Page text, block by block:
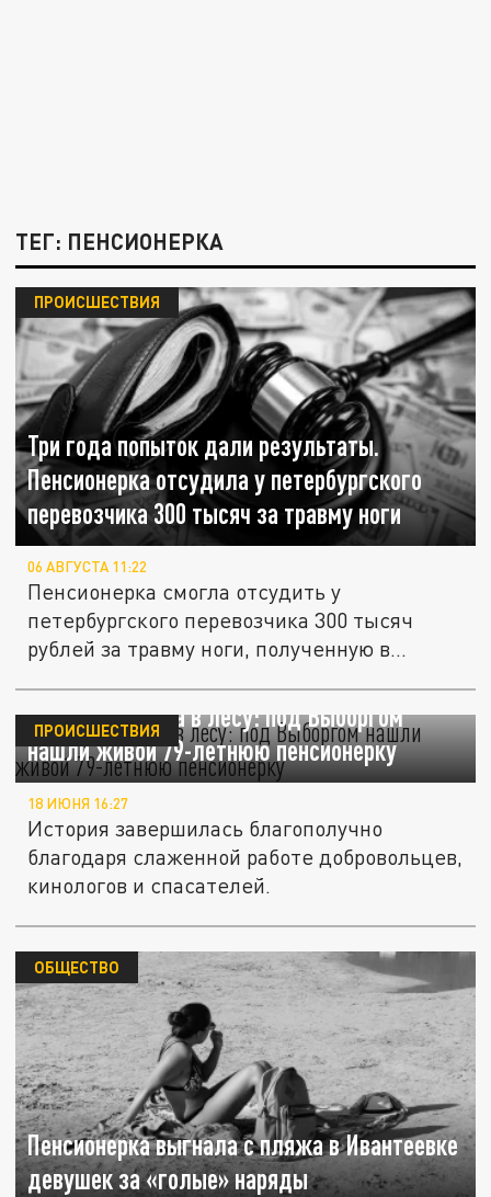
ТЕГ: ПЕНСИОНЕРКА
Три года попыток дали результаты.
Пенсионерка отсудила у петербургского
перевозчика 300 тысяч за травму ноги
ПРОИСШЕСТВИЯ
06 АВГУСТА 11:22
Пенсионерка смогла отсудить у
петербургского перевозчика 300 тысяч
рублей за травму ноги, полученную в...
Трое суток одна в лесу: под Выборгом
нашли живой 79-летнюю пенсионерку
ПРОИСШЕСТВИЯ
18 ИЮНЯ 16:27
История завершилась благополучно
благодаря слаженной работе добровольцев,
кинологов и спасателей.
Пенсионерка выгнала с пляжа в Ивантеевке
девушек за «голые» наряды
ОБЩЕСТВО